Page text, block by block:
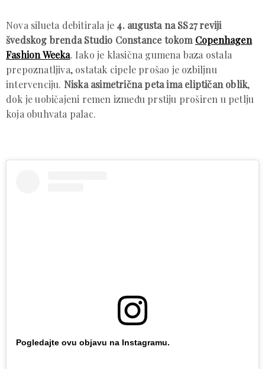
Nova silueta debitirala je 4. augusta na SS27 reviji
švedskog brenda Studio Constance tokom Copenhagen
Fashion Weeka. Iako je klasična gumena baza ostala
prepoznatljiva, ostatak cipele prošao je ozbiljnu
intervenciju. Niska asimetrična peta ima eliptičan oblik,
dok je uobičajeni remen između prstiju proširen u petlju
koja obuhvata palac.
Pogledajte ovu objavu na Instagramu.